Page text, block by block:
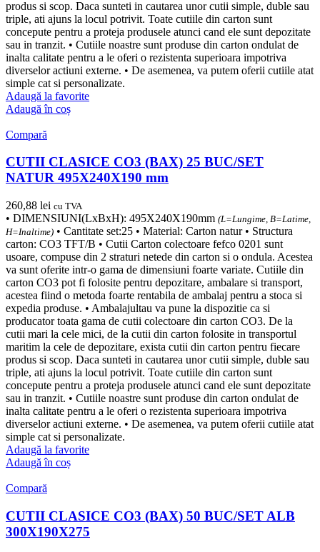
produs si scop. Daca sunteti in cautarea unor cutii simple, duble sau
triple, ati ajuns la locul potrivit. Toate cutiile din carton sunt
concepute pentru a proteja produsele atunci cand ele sunt depozitate
sau in tranzit. • Cutiile noastre sunt produse din carton ondulat de
inalta calitate pentru a le oferi o rezistenta superioara impotriva
diverselor actiuni externe. • De asemenea, va putem oferii cutiile atat
simple cat si personalizate.
Adaugă la favorite
Adaugă în coș
Compară
CUTII CLASICE CO3 (BAX) 25 BUC/SET
NATUR 495X240X190 mm
260,88 lei cu TVA
• DIMENSIUNI(LxBxH): 495X240X190mm (L=Lungime, B=Latime,
H=Inaltime) • Cantitate set:25 • Material: Carton natur • Structura
carton: CO3 TFT/B • Cutii Carton colectoare fefco 0201 sunt
usoare, compuse din 2 straturi netede din carton si o ondula. Acestea
va sunt oferite intr-o gama de dimensiuni foarte variate. Cutiile din
carton CO3 pot fi folosite pentru depozitare, ambalare si transport,
acestea fiind o metoda foarte rentabila de ambalaj pentru a stoca si
expedia produse. • Ambalajultau va pune la dispozitie ca si
producator toata gama de cutii colectoare din carton CO3. De la
cutii mari la cele mici, de la cutii din carton folosite in transportul
maritim la cele de depozitare, exista cutii din carton pentru fiecare
produs si scop. Daca sunteti in cautarea unor cutii simple, duble sau
triple, ati ajuns la locul potrivit. Toate cutiile din carton sunt
concepute pentru a proteja produsele atunci cand ele sunt depozitate
sau in tranzit. • Cutiile noastre sunt produse din carton ondulat de
inalta calitate pentru a le oferi o rezistenta superioara impotriva
diverselor actiuni externe. • De asemenea, va putem oferii cutiile atat
simple cat si personalizate.
Adaugă la favorite
Adaugă în coș
Compară
CUTII CLASICE CO3 (BAX) 50 BUC/SET ALB
300X190X275